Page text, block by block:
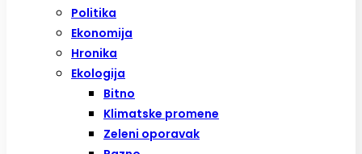
Politika
Ekonomija
Hronika
Ekologija
Bitno
Klimatske promene
Zeleni oporavak